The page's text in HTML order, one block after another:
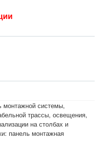
монтажной системы,
трассы, освещения,
на столбах и
панель монтажная